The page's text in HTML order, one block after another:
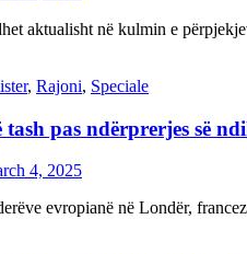
aktualisht në kulmin e
, Rajoni, Speciale
tash pas ndërprerjes së
4, 2025
evropianë në Londër,